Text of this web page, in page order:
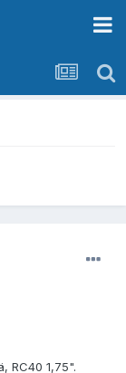
RC40 1,75".